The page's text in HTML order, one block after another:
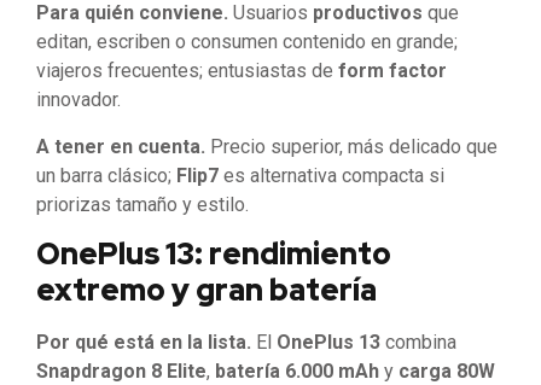
Para quién conviene. Usuarios productivos que
editan, escriben o consumen contenido en grande;
viajeros frecuentes; entusiastas de form factor
innovador.
A tener en cuenta. Precio superior, más delicado que
un barra clásico; Flip7 es alternativa compacta si
priorizas tamaño y estilo.
OnePlus 13: rendimiento
extremo y gran batería
Por qué está en la lista. El OnePlus 13 combina
Snapdragon 8 Elite, batería 6.000 mAh y carga 80W